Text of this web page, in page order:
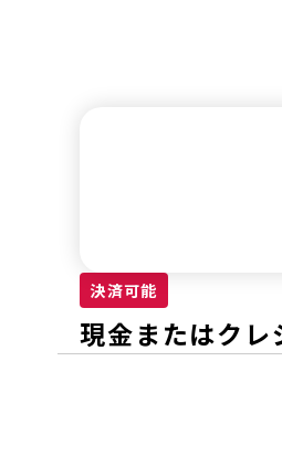
決済可能
現金またはク